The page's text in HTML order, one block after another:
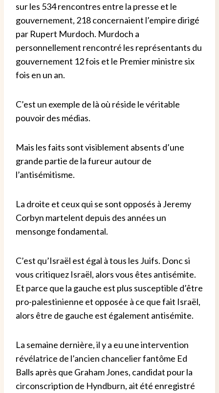
sur les 534 rencontres entre la presse et le
gouvernement, 218 concernaient l’empire dirigé
par Rupert Murdoch. Murdoch a
personnellement rencontré les représentants du
gouvernement 12 fois et le Premier ministre six
fois en un an.
C’est un exemple de là où réside le véritable
pouvoir des médias.
Mais les faits sont visiblement absents d’une
grande partie de la fureur autour de
l’antisémitisme.
La droite et ceux qui se sont opposés à Jeremy
Corbyn martelent depuis des années un
mensonge fondamental.
C’est qu’Israël est égal à tous les Juifs. Donc si
vous critiquez Israël, alors vous êtes antisémite.
Et parce que la gauche est plus susceptible d’être
pro-palestinienne et opposée à ce que fait Israël,
alors être de gauche est également antisémite.
La semaine dernière, il y a eu une intervention
révélatrice de l’ancien chancelier fantôme Ed
Balls après que Graham Jones, candidat pour la
circonscription de Hyndburn, ait été enregistré